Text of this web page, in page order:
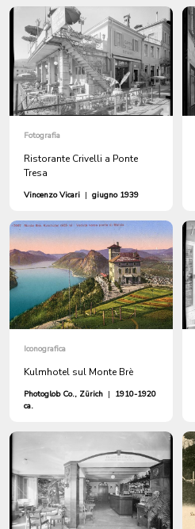
Fotografia
Ristorante Crivelli a Ponte
Tresa
Vincenzo Vicari | giugno 1939
Iconografica
Kulmhotel sul Monte Brè
Photoglob Co., Zürich | 1910-1920
ca.